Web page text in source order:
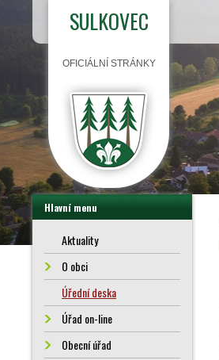
SULKOVEC
OFICIÁLNÍ STRÁNKY
Hlavní menu
Aktuality
O obci
Úřední deska
Úřad on-line
Obecní úřad